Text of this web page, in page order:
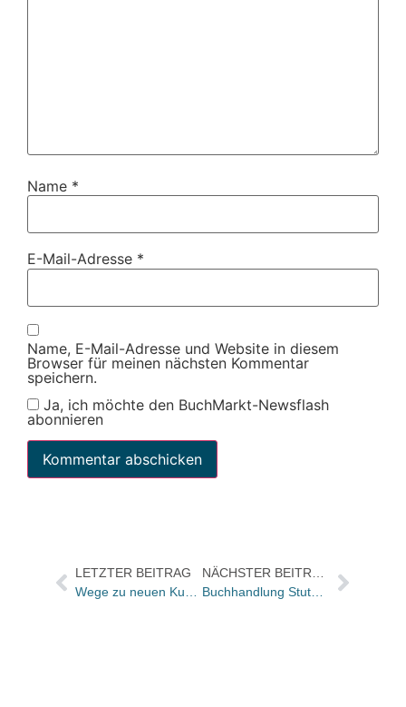
Name *
E-Mail-Adresse *
Name, E-Mail-Adresse und Website in diesem
Browser für meinen nächsten Kommentar
speichern.
Ja, ich möchte den BuchMarkt-Newsflash
abonnieren
LETZTER BEITRAG